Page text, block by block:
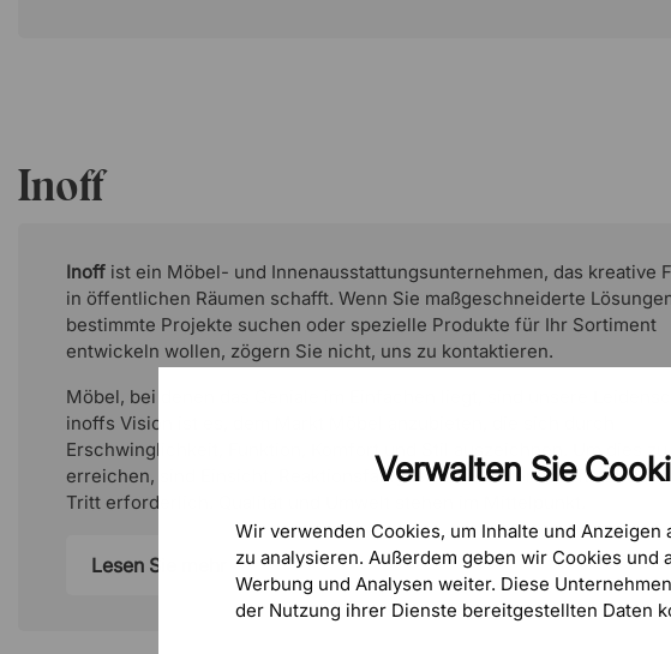
Verwalten Sie
Wir verwenden Cookies, um Inhalte und
zu analysieren. Außerdem geben wir Cookies
Werbung und Analysen weiter. Diese
der Nutzung ihrer Dienste bereitgestellten Daten
Inoff
Inoff ist ein Möbel- und Innenausstattungsunternehmen, das kreative
in öffentlichen Räumen schafft. Wenn Sie maßgeschneiderte
bestimmte Projekte suchen oder spezielle Produkte für Ihr Sortiment
entwickeln wollen, zögern Sie nicht, uns zu kontaktieren.
Möbel, bei denen das Geniale im Einfachen liegt, sind unsere
inoffs Vision ist es, dem Markt Möbel anzubieten, die sich durch
Erschwinglichkeit, Funktion, Komfort und Stil auszeichnen. Um dies zu
erreichen, sind Einsicht, Reaktionsfähigkeit und Leidenschaft auf
Tritt erforderlich. Qualität und Umwelt stehen im Mittelpunkt.
Lesen Sie mehr